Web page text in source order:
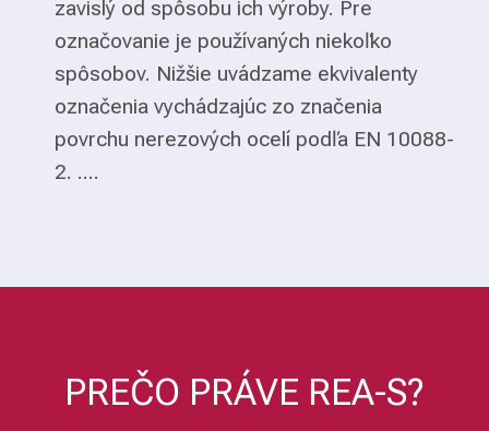
zavislý od spôsobu ich výroby. Pre
označovanie je používaných niekoľko
spôsobov. Nižšie uvádzame ekvivalenty
označenia vychádzajúc zo značenia
povrchu nerezových ocelí podľa EN 10088-
2. ....
PREČO PRÁVE REA-S?